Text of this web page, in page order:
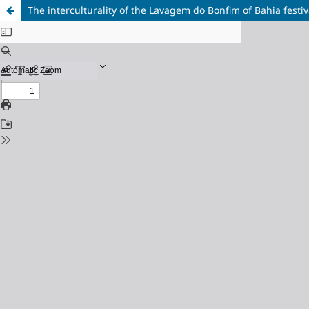
The interculturality of the Lavagem do Bonfim of Bahia